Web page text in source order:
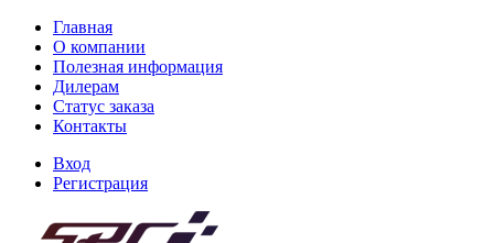
Главная
О компании
Полезная информация
Дилерам
Статус заказа
Контакты
Вход
Регистрация